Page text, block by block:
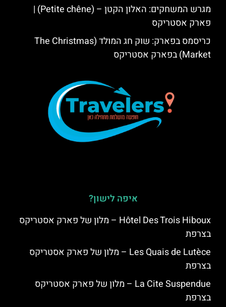
מגרש המשחקים: האלון הקטן – (Petite chêne) |
פארק אסטריקס
כריסמס בפארק: שוק חג המולד (The Christmas
Market) בפארק אסטריקס
איפה לישון?
Hôtel Des Trois Hiboux – מלון של פארק אסטריקס
בצרפת
Les Quais de Lutèce – מלון של פארק אסטריקס
בצרפת
La Cite Suspendue – מלון של פארק אסטריקס
בצרפת